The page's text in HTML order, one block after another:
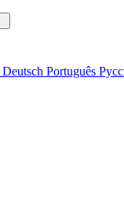
Deutsch Português